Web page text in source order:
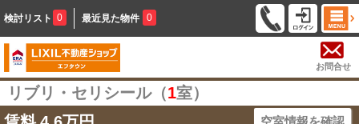
検討リスト 0 最近見た物件 0
お問合せ
リブリ・セリシール（1室）
空室情報を確認